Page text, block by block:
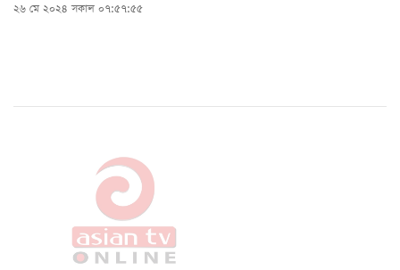
২৬ মে ২০২৪ সকাল ০৭:৫৭:৫৫